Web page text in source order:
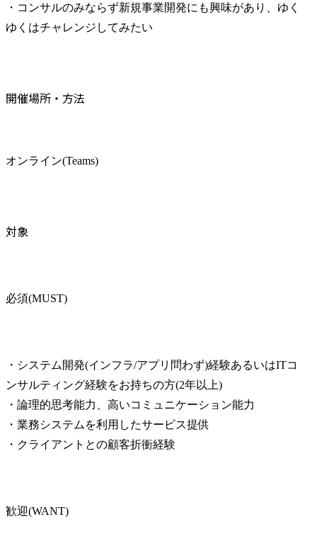
・コンサルのみならず新規事業開発にも興味があり、ゆく
ゆくはチャレンジしてみたい
開催場所・方法
オンライン(Teams)
対象
必須(MUST)
・システム開発(インフラ/アプリ問わず)経験あるいはITコ
ンサルティング経験をお持ちの方(2年以上)
・論理的思考能力、高いコミュニケーション能力
・業務システムを利用したサービス提供
・クライアントとの顧客折衝経験
歓迎(WANT)